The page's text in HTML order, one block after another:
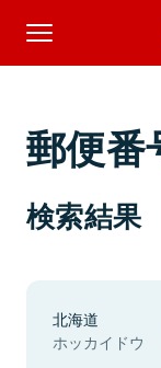
郵便番
検索結果
北海道
ホッカイドウ